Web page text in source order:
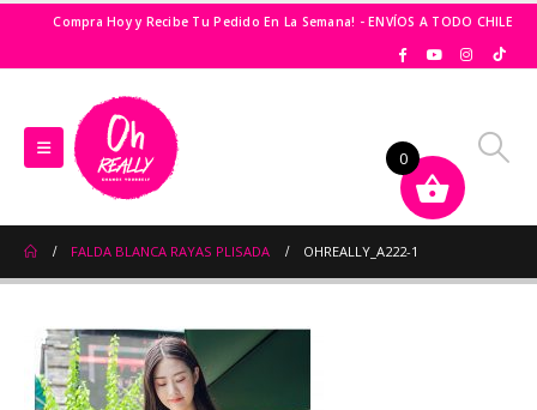
Compra Hoy y Recibe Tu Pedido En La Semana! - ENVÍOS A TODO CHILE
FALDA BLANCA RAYAS PLISADA OHREALLY_A222-1
0